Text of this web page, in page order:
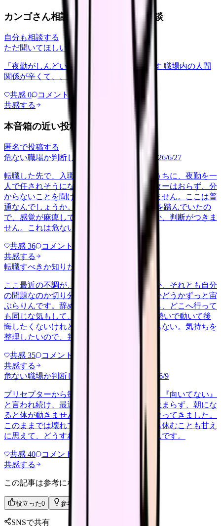
カンゴさん相談室から共有された相談
自分も相談する
ただ聞いてほしい
relationships 2026/6/13
「夜勤がしんどい」について相談したいです 職場内の人間
関係が辛くて、、、
共感 0 コメント
共感する
本音箱の近い投稿
匿名で投稿する
危ない職場か判断してほしい
career-growth2026/6/27
転職した先で、入職して二ヶ月も経たないうちに、夜勤を一
人で任されそうになっています。プリセプターはおらず、分
からないことを聞ける相手も日によっていません。ここは普
通なんでしょうか。 前の職場はもっと段階を踏んでいたの
で、感覚が麻痺しているのか自分が甘いのか、判断がつきま
せん。これは危ない環境なのか…
共感 36 コメント
共感する
転職すべきか知りたい
ここ最近の不調が、職場の環境のせいなのか、それとも自分
の問題なのか切り分けられず、転職すべきかどうかずっと宙
ぶらりんです。辞めれば楽になる気もするし、どこへ行って
も同じな気もして、決め手がありません。 勢いで動いて後
悔したくないけれど、このまま留まる根拠もない。気持ちを
整理したいので、判断材料の集…
共感 35 コメント
共感する
危ない職場か判断してほしい
2026/6/9
プリセプターから毎日のように『辞めれば』『向いてない』
と言われ続け、最近は職場が近づくと涙が止まらず、朝にな
ると体が動きません。食事も喉を通らなくなってきました。
このままでは壊れてしまう気がします。でも休むことも甘え
に思えて、どうすればいいのか分からないんです。
共感 40 コメント
共感する
この記事は参考になりましたか？
役立った0 参考になった
SNSで共有